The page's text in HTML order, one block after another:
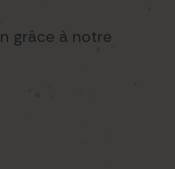
grâce à notre